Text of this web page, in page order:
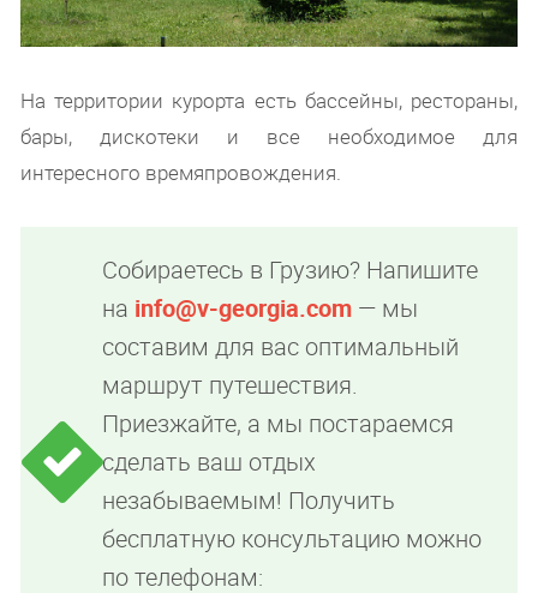
На территории курорта есть бассейны, рестораны,
бары, дискотеки и все необходимое для
интересного времяпровождения.
Собираетесь в Грузию? Напишите
на info@v-georgia.com — мы
составим для вас оптимальный
маршрут путешествия.
Приезжайте, а мы постараемся
сделать ваш отдых
незабываемым! Получить
бесплатную консультацию можно
по телефонам: